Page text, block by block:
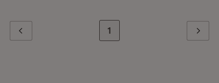
Zur letzten Seite
1 Weiter